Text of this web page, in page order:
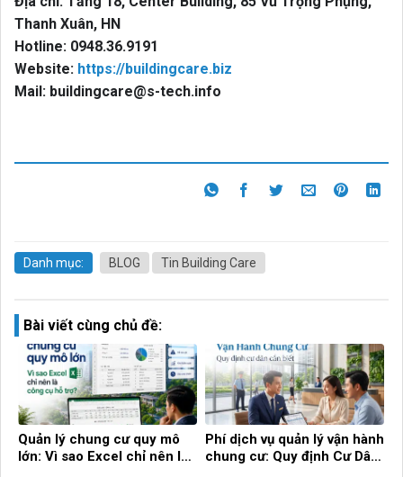
Thanh Xuân, HN
Hotline: 0948.36.9191
Website: https://buildingcare.biz
Mail: buildingcare@s-tech.info
Danh mục: BLOG Tin Building Care
Bài viết cùng chủ đề:
Quản lý chung cư quy mô
lớn: Vì sao Excel chỉ nên là
Phí dịch vụ quản lý vận hành
chung cư: Quy định Cư Dân